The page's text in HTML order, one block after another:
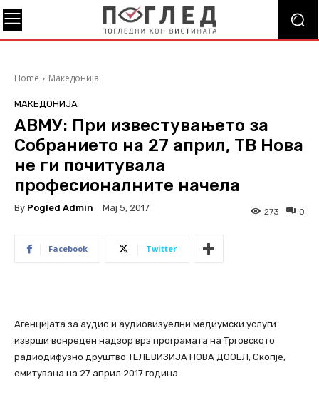
Home Македонија
МАКЕДОНИЈА
АВМУ: При известувањето за
Собранието на 27 април, ТВ Нова
не ги почитувала
професионалните начела
By Pogled Admin Мај 5, 2017 0
273
Facebook Twitter
Агенцијата за аудио и аудиовизуелни медиумски услуги
изврши вонреден надзор врз програмата на Трговското
радиодифузно друштво ТЕЛЕВИЗИЈА НОВА ДООЕЛ, Скопје,
емитувана на 27 април 2017 година.